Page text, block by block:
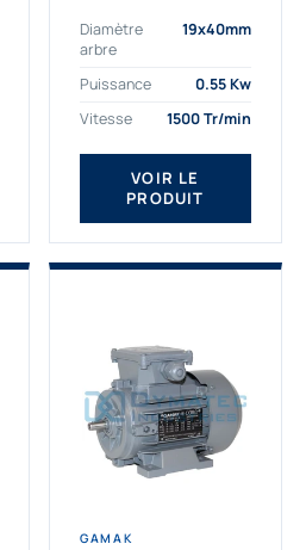
Découvrez notre
moteur électrique 0.55
kW de nouvelle
génération, conçu pour
les...
Diamètre
arbre
19x40mm
Puissance
0.55 Kw
Vitesse
1500 Tr/min
VOIR LE
PRODUIT
GAMAK